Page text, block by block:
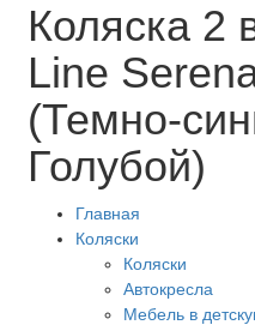
Коляска 2
Line
(Темно-
Голубой)
Главная
Коляски
Коляски
Автокресла
Мебель в